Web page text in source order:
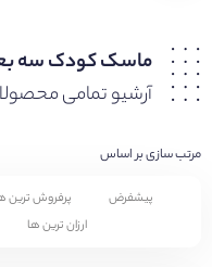
ماسک کودک سه
آرشیو تمامی
مرتب سازی بر اساس
پیشفرض پرفروش ترین
ارزان ترین ها